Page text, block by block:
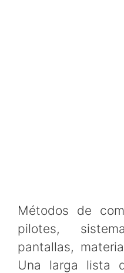
Métodos de
pilotes,
pantallas,
Una larga lista